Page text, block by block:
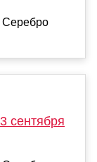
Серебро
сентября